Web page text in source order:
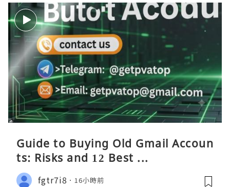
Guide to Buying Old Gmail Accoun
ts: Risks and 12 Best ...
fgtr7i8 16小時前